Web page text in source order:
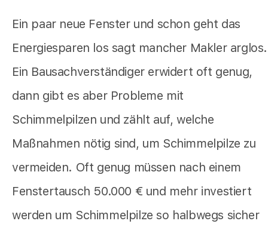
Ein paar neue Fenster und schon geht das
Energiesparen los sagt mancher Makler arglos.
Ein Bausachverständiger erwidert oft genug,
dann gibt es aber Probleme mit
Schimmelpilzen und zählt auf, welche
Maßnahmen nötig sind, um Schimmelpilze zu
vermeiden. Oft genug müssen nach einem
Fenstertausch 50.000 € und mehr investiert
werden um Schimmelpilze so halbwegs sicher